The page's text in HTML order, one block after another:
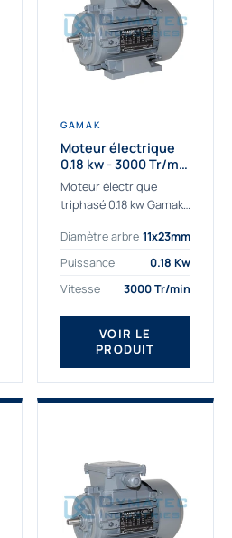
GAMAK
Moteur électrique
0.18 kw - 3000 Tr/min
- 230/400V - IE2
Moteur électrique
triphasé 0.18 kw Gamak,
professionnelle
indispensable à vos
Fournisseur Français
des moteurs
électriques Gamak,
nous proposons
exclusivement des...
Diamètre arbre 11x23mm
Puissance
0.18 Kw
Vitesse
3000 Tr/min
VOIR LE
PRODUIT